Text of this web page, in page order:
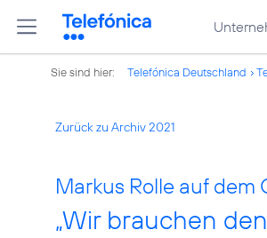
Sie sind hier: Telefónica Deutschland
Zurück zu Archiv 2021
Markus Rolle auf dem
„Wir brauchen